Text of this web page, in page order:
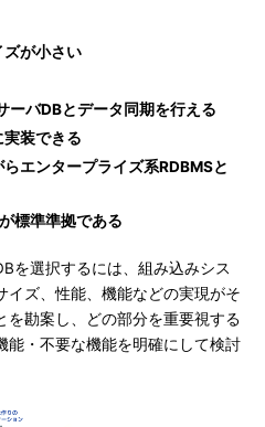
ズが小さい
ーバDBとデータ同期を行える
装できる
エンタープライズ系RDBMSと
標準準拠である
を選択するには、組み込みシス
イズ、性能、機能などの実現がそ
を勘案し、どの部分を重要視する
能・不要な機能を明確にして検討